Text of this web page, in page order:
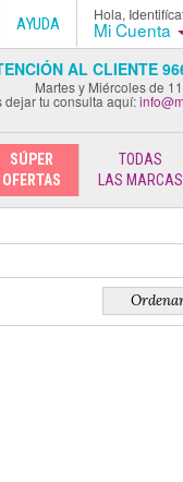
Hola,
Mi Cuenta
AYUDA
AL CLIENTE
Martes y Miércoles de
dejar tu consulta aquí:
SÚPER
OFERTAS
TODAS
LAS MARCAS